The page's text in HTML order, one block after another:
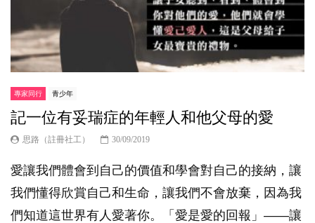
專家同行 青少年
記一位有妥瑞症的年輕人和他父母的愛
思路（註冊社工） 30/09/2019
愛讓我們體會到自己的價值和學會對自己的接納，讓
我們懂得欣賞自己和生命，讓我們不會放棄，因為我
們知道這世界有人愛著你。「愛是愛的回報」——讓